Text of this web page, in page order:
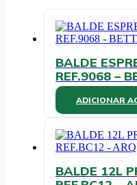
BALDE
REF.9068 –
ADICIONAR
BALDE 12L